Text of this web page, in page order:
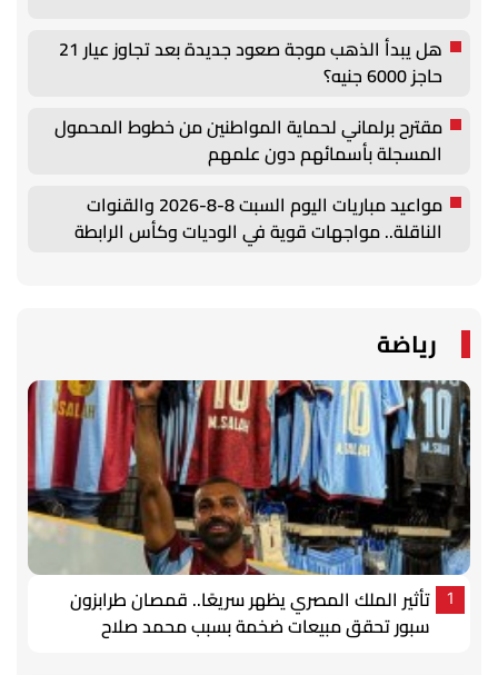
هل يبدأ الذهب موجة صعود جديدة بعد تجاوز عيار 21
حاجز 6000 جنيه؟
مقترح برلماني لحماية المواطنين من خطوط المحمول
المسجلة بأسمائهم دون علمهم
مواعيد مباريات اليوم السبت 8-8-2026 والقنوات
الناقلة.. مواجهات قوية في الوديات وكأس الرابطة
رياضة
1
تأثير الملك المصري يظهر سريعًا.. قمصان طرابزون
سبور تحقق مبيعات ضخمة بسبب محمد صلاح